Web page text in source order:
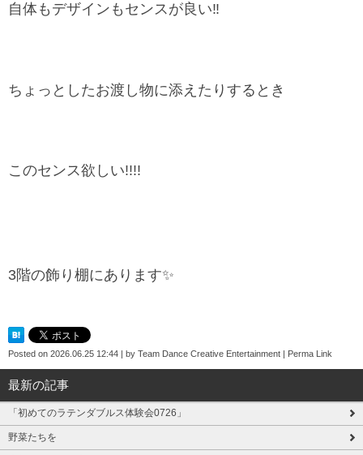
自体もデザインもセンスが良い‼
ちょっとしたお渡し物に添えたりするとき
このセンス欲しい!!!!
3階の飾り棚にあります✨
Posted on 2026.06.25 12:44 by Team Dance Creative Entertainment Perma Link
最新の記事
「初めてのラテンダブルス体験会0726」
野菜たちを